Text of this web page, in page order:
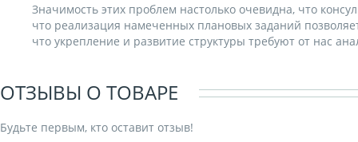
Значимость этих проблем настолько очевидна, что
что реализация намеченных плановых заданий
что укрепление и развитие структуры требуют от нас
ОТЗЫВЫ О ТОВАРЕ
Будьте первым, кто оставит отзыв!